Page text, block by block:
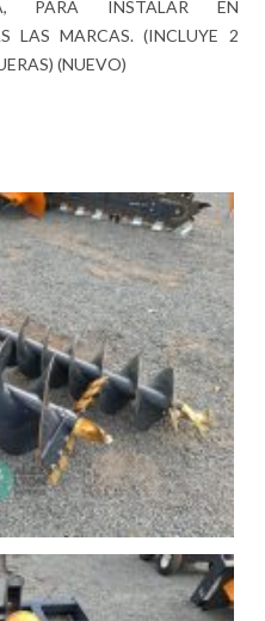
PARA INSTALAR EN
LAS MARCAS. (INCLUYE 2
(NUEVO)